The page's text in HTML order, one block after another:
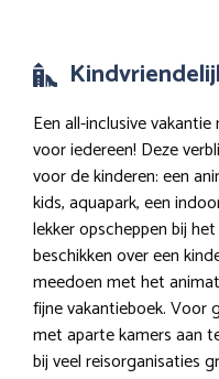
Een all-inclusive
voor iedereen! Deze
voor de kinderen: een
kids, aquapark, een
lekker opscheppen bij
beschikken over een
meedoen met het
fijne vakantieboek. Voor
met aparte kamers aan
bij veel reisorganisaties